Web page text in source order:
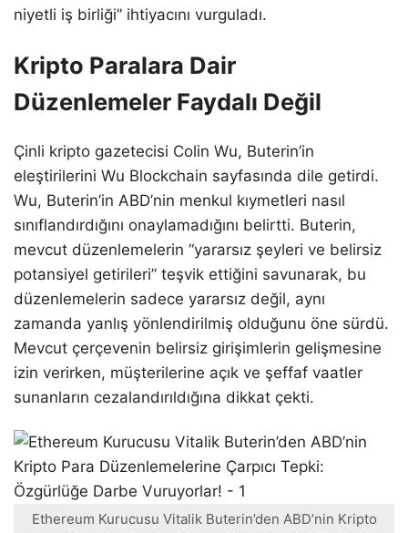
niyetli iş birliği” ihtiyacını vurguladı.
Kripto Paralara Dair
Düzenlemeler Faydalı Değil
Çinli kripto gazetecisi Colin Wu, Buterin’in
eleştirilerini Wu Blockchain sayfasında dile getirdi.
Wu, Buterin’in ABD’nin menkul kıymetleri nasıl
sınıflandırdığını onaylamadığını belirtti. Buterin,
mevcut düzenlemelerin “yararsız şeyleri ve belirsiz
potansiyel getirileri” teşvik ettiğini savunarak, bu
düzenlemelerin sadece yararsız değil, aynı
zamanda yanlış yönlendirilmiş olduğunu öne sürdü.
Mevcut çerçevenin belirsiz girişimlerin gelişmesine
izin verirken, müşterilerine açık ve şeffaf vaatler
sunanların cezalandırıldığına dikkat çekti.
Ethereum Kurucusu Vitalik Buterin’den ABD’nin Kripto